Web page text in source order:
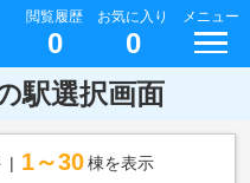
閲覧履歴
0
お気に入り
0
メニュー
駅選択画面
1～30 棟を表示